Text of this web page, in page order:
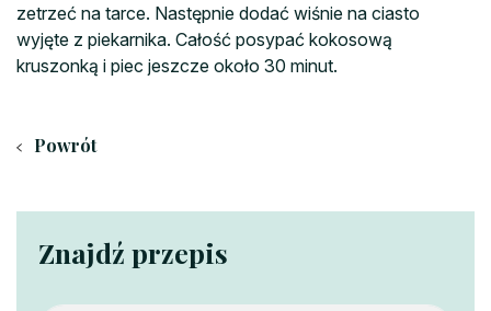
zetrzeć na tarce. Następnie dodać wiśnie na ciasto
wyjęte z piekarnika. Całość posypać kokosową
kruszonką i piec jeszcze około 30 minut.
Powrót
Znajdź przepis